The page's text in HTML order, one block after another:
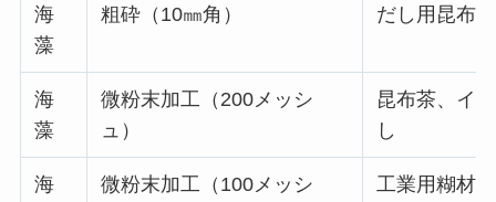
海
藻
粗砕（10㎜角） だし用昆布
海
藻
微粉末加工（200メッシ
ュ）
昆布茶、イ
し
海
微粉末加工（100メッシ
工業用糊材